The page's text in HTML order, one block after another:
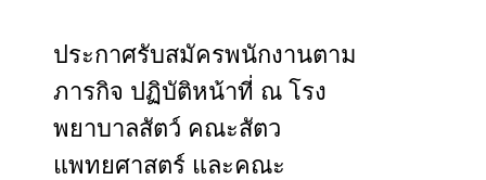
ประกาศรับสมัครพนักงานตาม
ภารกิจ ปฏิบัติหน้าที่ ณ โรง
พยาบาลสัตว์ คณะสัตว
แพทยศาสตร์ และคณะ